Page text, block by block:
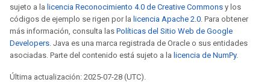
sujeto a la licencia Reconocimiento 4.0 de Creative Commons y los
códigos de ejemplo se rigen por la licencia Apache 2.0. Para obtener
más información, consulta las Políticas del Sitio Web de Google
Developers. Java es una marca registrada de Oracle o sus entidades
asociadas. Parte del contenido está sujeto a la licencia de NumPy.
Última actualización: 2025-07-28 (UTC).